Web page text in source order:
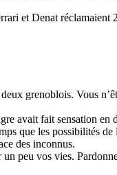
et Denat réclamaient
grenoblois. Vous
avait fait sensation en
que les possibilités
des inconnus.
peu vos vies.